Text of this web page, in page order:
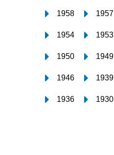
1958 1957
1954 1953
1950 1949
1946 1939
1936 1930